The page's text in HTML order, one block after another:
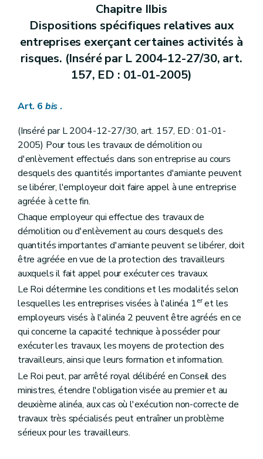
Chapitre IIbis
Dispositions spécifiques relatives aux
entreprises exerçant certaines activités à
risques. (Inséré par L 2004-12-27/30, art.
157, ED : 01-01-2005)
Art. 6 bis .
(Inséré par L 2004-12-27/30, art. 157, ED : 01-01-
2005) Pour tous les travaux de démolition ou
d'enlèvement effectués dans son entreprise au cours
desquels des quantités importantes d'amiante peuvent
se libérer, l'employeur doit faire appel à une entreprise
agréée à cette fin.
Chaque employeur qui effectue des travaux de
démolition ou d'enlèvement au cours desquels des
quantités importantes d'amiante peuvent se libérer, doit
être agréée en vue de la protection des travailleurs
auxquels il fait appel pour exécuter ces travaux.
Le Roi détermine les conditions et les modalités selon
lesquelles les entreprises visées à l'alinéa 1eret les
employeurs visés à l'alinéa 2 peuvent être agréés en ce
qui concerne la capacité technique à posséder pour
exécuter les travaux, les moyens de protection des
travailleurs, ainsi que leurs formation et information.
Le Roi peut, par arrêté royal délibéré en Conseil des
ministres, étendre l'obligation visée au premier et au
deuxième alinéa, aux cas où l'exécution non-correcte de
travaux très spécialisés peut entraîner un problème
sérieux pour les travailleurs.